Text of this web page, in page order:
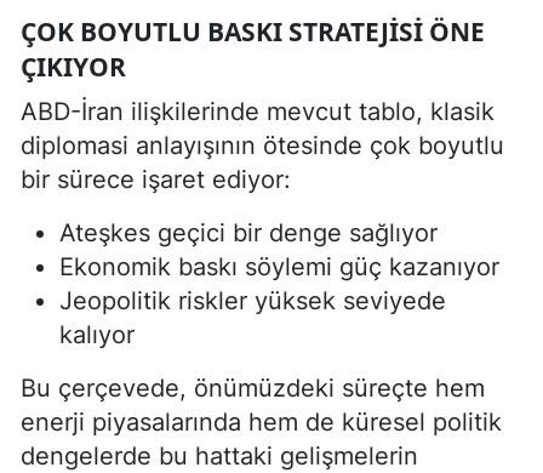
ÇOK BOYUTLU BASKI STRATEJISI ÖNE
ÇIKIYOR
ABD-İran ilişkilerinde mevcut tablo, klasik
diplomasi anlayışının ötesinde çok boyutlu
bir sürece işaret ediyor:
Ateşkes geçici bir denge sağlıyor
Ekonomik baskı söylemi güç kazanıyor
Jeopolitik riskler yüksek seviyede
kalıyor
Bu çerçevede, önümüzdeki süreçte hem
enerji piyasalarında hem de küresel politik
dengelerde bu hattaki gelişmelerin